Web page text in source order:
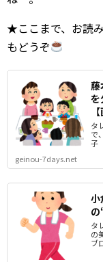
★ここまで、お読
もどうぞ
を
タ
で
子
geinou-7days.net
小
の
タ
の
ブ